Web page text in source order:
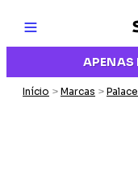
APENAS
Início > Marcas > Palace